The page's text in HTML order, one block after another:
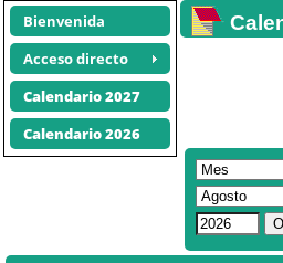
Bienvenida
Acceso directo
Calendario 2027
Calendario 2026